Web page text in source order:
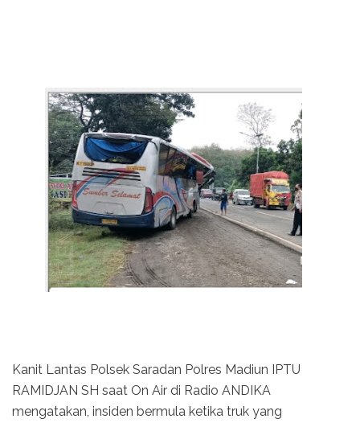
Kanit Lantas Polsek Saradan Polres Madiun IPTU
RAMIDJAN SH saat On Air di Radio ANDIKA
mengatakan, insiden bermula ketika truk yang